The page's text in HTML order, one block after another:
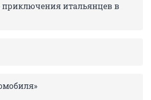
приключения итальянцев в